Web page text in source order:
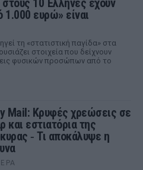
στους 10 Έλληνες έχουν
ευρώ» είναι
τη «στατιστική παγίδα» στα
στοιχεία που δείχνουν
φυσικών προσώπων από το
Mail: Κρυφές χρεώσεις σε
και εστιατόρια της
‑ Τι αποκάλυψε η